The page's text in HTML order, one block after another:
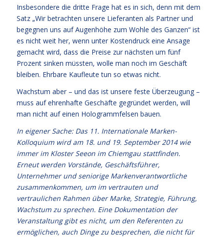
Insbesondere die dritte Frage hat es in sich, denn mit dem
Satz „Wir betrachten unsere Lieferanten als Partner und
begegnen uns auf Augenhöhe zum Wohle des Ganzen“ ist
es nicht weit her, wenn unter Kostendruck eine Ansage
gemacht wird, dass die Preise zur nächsten um fünf
Prozent sinken müssten, wolle man noch im Geschäft
bleiben. Ehrbare Kaufleute tun so etwas nicht.
Wachstum aber – und das ist unsere feste Überzeugung –
muss auf ehrenhafte Geschäfte gegründet werden, will
man nicht auf einen Hologrammfelsen bauen.
In eigener Sache: Das 11. Internationale Marken-
Kolloquium wird am 18. und 19. September 2014 wie
immer im Kloster Seeon im Chiemgau stattfinden.
Erneut werden Vorstände, Geschäftsführer,
Unternehmer und seniorige Markenverantwortliche
zusammenkommen, um im vertrauten und
vertraulichen Rahmen über Marke, Strategie, Führung,
Wachstum zu sprechen. Eine Dokumentation der
Veranstaltung gibt es nicht, um den Referenten zu
ermöglichen, auch Dinge zu besprechen, die nicht für